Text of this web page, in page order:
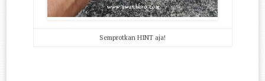
Semprotkan HINT aja!